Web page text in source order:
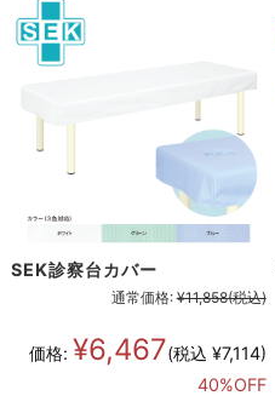
SEK診察台カバー
通常価格: ¥11,858(税込)
価格: ¥6,467(税込 ¥7,114)
40%OFF